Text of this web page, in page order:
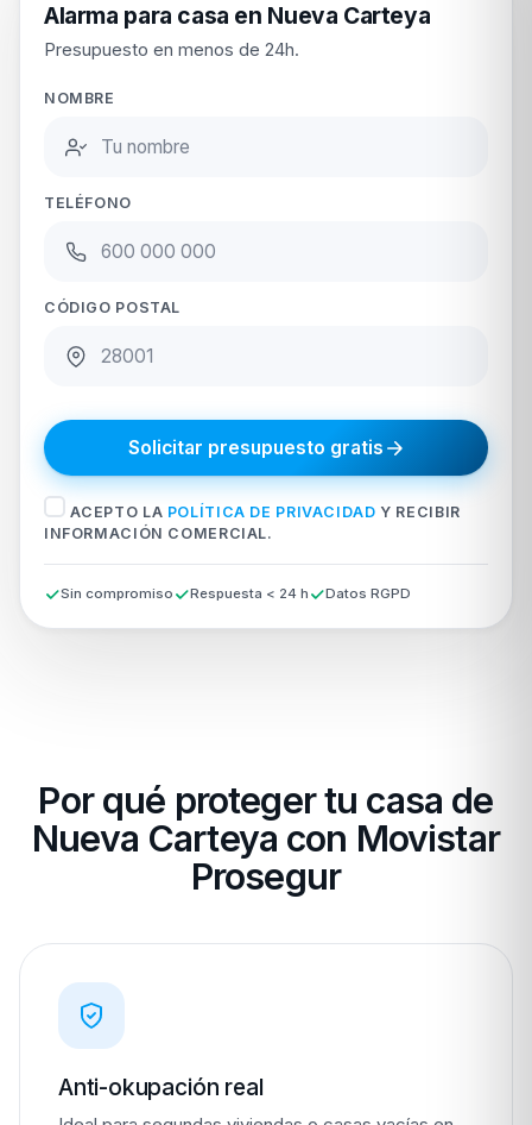
Alarma para casa en Nueva Carteya
Presupuesto en menos de 24h.
NOMBRE
TELÉFONO
CÓDIGO POSTAL
Solicitar presupuesto gratis
ACEPTO LA POLÍTICA DE PRIVACIDAD Y RECIBIR
INFORMACIÓN COMERCIAL.
Sin compromiso Respuesta < 24 h Datos RGPD
Por qué proteger tu casa de
Nueva Carteya con Movistar
Prosegur
Anti-okupación real